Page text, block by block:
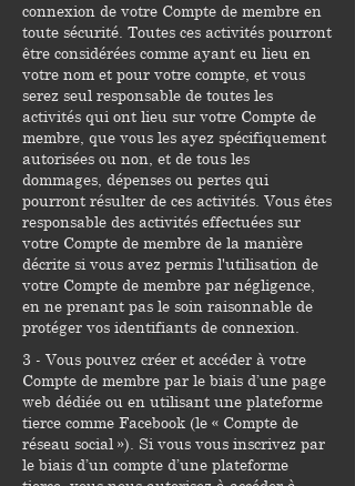
connexion de votre Compte de membre en
toute sécurité. Toutes ces activités pourront
être considérées comme ayant eu lieu en
votre nom et pour votre compte, et vous
serez seul responsable de toutes les
activités qui ont lieu sur votre Compte de
membre, que vous les ayez spécifiquement
autorisées ou non, et de tous les
dommages, dépenses ou pertes qui
pourront résulter de ces activités. Vous êtes
responsable des activités effectuées sur
votre Compte de membre de la manière
décrite si vous avez permis l'utilisation de
votre Compte de membre par négligence,
en ne prenant pas le soin raisonnable de
protéger vos identifiants de connexion.
3 - Vous pouvez créer et accéder à votre
Compte de membre par le biais d’une page
web dédiée ou en utilisant une plateforme
tierce comme Facebook (le « Compte de
réseau social »). Si vous vous inscrivez par
le biais d’un compte d’une plateforme